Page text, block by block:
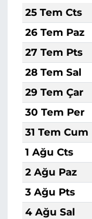
25 Tem Cts
26 Tem Paz
27 Tem Pts
28 Tem Sal
29 Tem Çar
30 Tem Per
31 Tem Cum
1 Ağu Cts
2 Ağu Paz
3 Ağu Pts
4 Ağu Sal